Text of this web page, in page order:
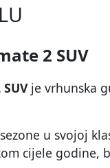
2 SUV
je vrhunska
u svojoj
cijele godine,